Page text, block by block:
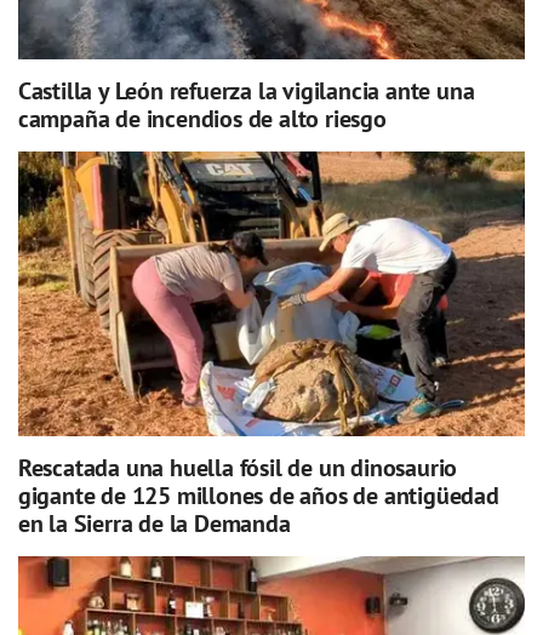
Castilla y León refuerza la vigilancia ante una
campaña de incendios de alto riesgo
Rescatada una huella fósil de un dinosaurio
gigante de 125 millones de años de antigüedad
en la Sierra de la Demanda